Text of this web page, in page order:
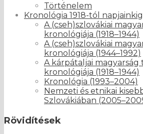
Történelem
Kronológia 1918-tól napjainkig
A (cseh)szlovákiai
kronológiája (1918–1944)
A (cseh)szlovákiai
kronológiája (1944–1992)
A kárpátaljai
kronológiája (1918–1944)
Kronológia (1993–2004)
Nemzeti és etnikai
Szlovákiában
Rövidítések